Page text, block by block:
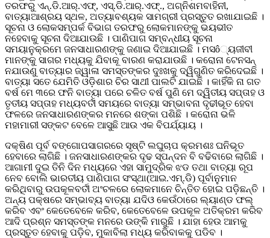
ତରଫରୁ ଏନ୍.ଡି.ଆର୍.ଏଫ୍, ଏସ୍.ଡି.ଆର୍.ଏଫ୍., ଅଗ୍ନିଶମବାହିନୀ,
ବାତ୍ୟାଆଶ୍ରୟ ସ୍ଥଳ, ଅତ୍ୟାବଶ୍ୟକ ସାମଗ୍ରୀ ପ୍ରସ୍ତୁତ ରଖାଯାଇଛି ।
ସୂଚନା ଓ ଲୋକସମ୍ପର୍କ ବିଭାଗ ତରଫରୁ ଲୋକମାନଙ୍କୁ ଭୟଭୀତ
ନହେବାକୁ ସୂଚନା ଦିଆଯାଉଛି । ପାଣିପାଗ ସମ୍ବନ୍ଧୀୟ ସୂଚନା
ସମୟାନୁକ୍ରମେ ଜନସାଧାରଣଙ୍କୁ ଜଣାଇ ଦିଆଯାଇଛି । ମସô୍ୟଜୀବୀ
ମାନଙ୍କୁ ସାଗର ମଧ୍ୟକୁ ଯିବାକୂ ବାରଣ କରାଯାଉଛି । କରୋନା ଟେନସନ୍
ନଯାଉଣୁ ବାତ୍ୟାର ଜ୍ୱାଳା ସମସ୍ତଙ୍କର ଦୁଃଖକୁ ଦ୍ୱିଗୁଣିତ କରିଦେଇଛି ।
ବାତ୍ୟା ସତେ ଯେମିତି ଓଡ଼ିଶାର ଚିର ସାଥୀ ପାଲଟି ଯାଇଛି । କାହିଁକି ନା ଗତ
ବର୍ଷ ମେ ୩ରେ ଫନି ବାତ୍ୟା ପରେ ଚଳିତ ବର୍ଷ ପୁଣି ମେ ଦ୍ୱିତୀୟ ସପ୍ତାହ ଓ
ତୃତୀୟ ସପ୍ତାହ ମଧ୍ୟବର୍ତୀ ସମୟରେ ବାତ୍ୟା ସମ୍ଭାବନା ଦୃଢୀଭୂତ ହେବା
ଫଳରେ ଜନସାଧାରଣଙ୍କର ମନରେ ଶଙ୍କା ପଶିଛି । କରୋନା ଭଳି
ମହାମାରୀ ସଙ୍କଟ ବେଳେ ଆସୁଛି ଆଉ ଏକ ବିପର୍ଯ୍ୟାୟ ।
ଦକ୍ଷିଣ ପୂର୍ବ ବଙ୍ଗୋପସାଗରରେ ସୃଷ୍ଟି ଲଘୁଚାପ କ୍ରମଶଃ ଘନିଭୂତ
ହେବାରେ ଲାଗିଛି । ଜନସାଧାରଣଙ୍କର ଦୃଢ ସ୍ପନ୍ଦନ ବି ବଢିବାରେ ଲାଗିଛି ।
ଆଗାମୀ ଦୁଇ ତିନି ଦିନ ମଧ୍ୟରେ ଏହା ସାମୁଦ୍ରିକ ଝଡ ତଥା ବାତ୍ୟା ରୂପ
ନେବ ବୋଲି ଭାରତୀୟ ପାଣିପାଗ ସଂସ୍ଥା(ଆଇ.ଏମ୍.ଡି) ପୂର୍ବାନୁମାନ
କରିଥିବାରୁ ଉପକୂଳବର୍ତୀ ଅଂଚଳରେ ଲୋକମାନେ ଚିନ୍ତିତ ହୋଇ ପଡ଼ିଛନ୍ତି ।
ଅନ୍ୟ ପକ୍ଷରେ ସମ୍ଭାବ୍ୟ ବାତ୍ୟା ଯଦିଓ କେଉଁଠାରେ ଲ୍ୟାଣ୍ଡ ଫଲ୍
କରିବ ଏବଂ କେତେବେଳେ କରିବ, କେତେବେଳେ ଉପକୂଳ ଅତିକ୍ରମ କରିବ
ଆଦି ପ୍ରଶ୍ନ ସମସ୍ତଙ୍କ ମନରେ ଉଙ୍କି ମାରୁଛି । ଯାହା ହେଉ ଆମକୁ
ପ୍ରସ୍ତୁତ ହେବାକୁ ପଡ଼ିବ, ମୁକାବିଲା ମଧ୍ୟ କରିବାକକୁ ପଡିବ ।